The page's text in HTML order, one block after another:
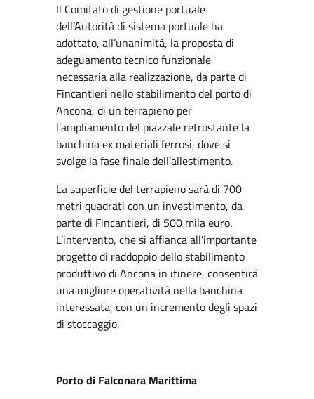
Il Comitato di gestione portuale
dell’Autorità di sistema portuale ha
adottato, all’unanimità, la proposta di
adeguamento tecnico funzionale
necessaria alla realizzazione, da parte di
Fincantieri nello stabilimento del porto di
Ancona, di un terrapieno per
l’ampliamento del piazzale retrostante la
banchina ex materiali ferrosi, dove si
svolge la fase finale dell’allestimento.
La superficie del terrapieno sarà di 700
metri quadrati con un investimento, da
parte di Fincantieri, di 500 mila euro.
L’intervento, che si affianca all’importante
progetto di raddoppio dello stabilimento
produttivo di Ancona in itinere, consentirà
una migliore operatività nella banchina
interessata, con un incremento degli spazi
di stoccaggio.
Porto di Falconara Marittima